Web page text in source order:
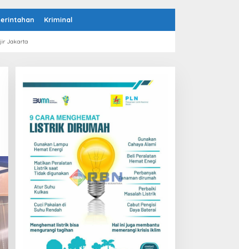
Kriminal
Jakarta